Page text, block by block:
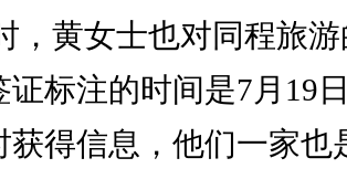
，黄女士也对同程旅
证标注的时间是7月19
获得信息，他们一家也